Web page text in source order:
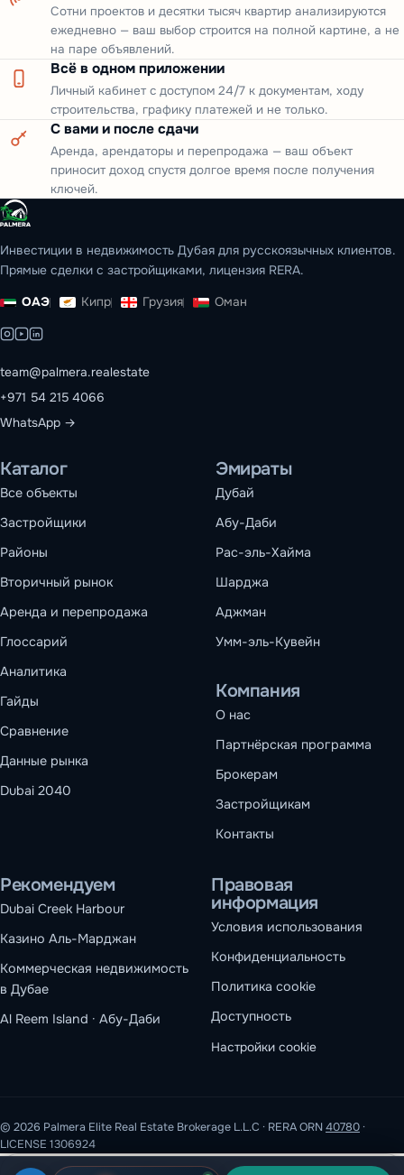
Сотни проектов и десятки тысяч квартир анализируются
ежедневно — ваш выбор строится на полной картине, а не
на паре объявлений.
Всё в одном приложении
Личный кабинет с доступом 24/7 к документам, ходу
строительства, графику платежей и не только.
С вами и после сдачи
Аренда, арендаторы и перепродажа — ваш объект
приносит доход спустя долгое время после получения
ключей.
Инвестиции в недвижимость Дубая для русскоязычных клиентов.
Прямые сделки с застройщиками, лицензия RERA.
ОАЭ Кипр Грузия Оман
team@palmera.realestate
+971 54 215 4066
WhatsApp →
Каталог
Все объекты
Застройщики
Районы
Вторичный рынок
Аренда и перепродажа
Глоссарий
Аналитика
Гайды
Сравнение
Данные рынка
Dubai 2040
Эмираты
Дубай
Абу-Даби
Рас-эль-Хайма
Шарджа
Аджман
Умм-эль-Кувейн
Компания
О нас
Партнёрская программа
Брокерам
Застройщикам
Контакты
Рекомендуем
Dubai Creek Harbour
Казино Аль-Марджан
Коммерческая недвижимость
в Дубае
Al Reem Island · Абу-Даби
Правовая
информация
Условия использования
Конфиденциальность
Политика cookie
Доступность
Настройки cookie
© 2026 Palmera Elite Real Estate Brokerage L.L.C · RERA ORN40780 ·
LICENSE 1306924